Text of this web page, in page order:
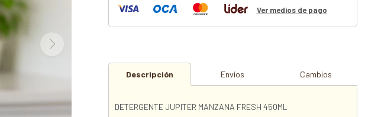
Ver medios de pago
Descripción Envíos Cambios
DETERGENTE JUPITER MANZANA FRESH 450ML